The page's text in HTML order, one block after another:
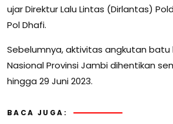
ujar Direktur Lalu Lintas (Dirlantas)
Pol Dhafi.
Sebelumnya, aktivitas angkutan batu
Nasional Provinsi Jambi dihentikan
hingga 29 Juni 2023.
BACA JUGA: